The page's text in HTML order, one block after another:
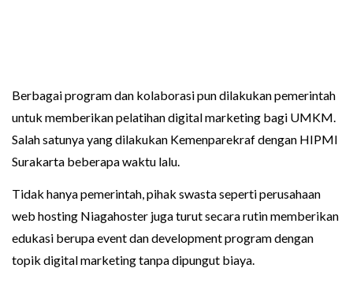
Berbagai program dan kolaborasi pun dilakukan pemerintah
untuk memberikan pelatihan digital marketing bagi UMKM.
Salah satunya yang dilakukan Kemenparekraf dengan HIPMI
Surakarta beberapa waktu lalu.
Tidak hanya pemerintah, pihak swasta seperti perusahaan
web hosting Niagahoster juga turut secara rutin memberikan
edukasi berupa event dan development program dengan
topik digital marketing tanpa dipungut biaya.